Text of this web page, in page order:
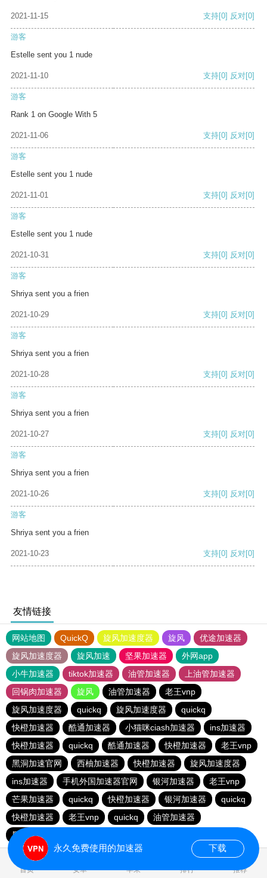
2021-11-15 支持[0] 反对[0]
游客
Estelle sent you 1 nude
2021-11-10 支持[0] 反对[0]
游客
Rank 1 on Google With 5
2021-11-06 支持[0] 反对[0]
游客
Estelle sent you 1 nude
2021-11-01 支持[0] 反对[0]
游客
Estelle sent you 1 nude
2021-10-31 支持[0] 反对[0]
游客
Shriya sent you a frien
2021-10-29 支持[0] 反对[0]
游客
Shriya sent you a frien
2021-10-28 支持[0] 反对[0]
游客
Shriya sent you a frien
2021-10-27 支持[0] 反对[0]
游客
Shriya sent you a frien
2021-10-26 支持[0] 反对[0]
游客
Shriya sent you a frien
2021-10-23 支持[0] 反对[0]
友情链接
网站地图 QuickQ 旋风加速度器 旋风
优途加速器
旋风加速度器
旋风加速 坚果加速器
外网app
小牛加速器
tiktok加速器 油管加速器
上油管加速器
回锅肉加速器
旋风 油管加速器
老王vnp
旋风加速度器
quickq 旋风加速度器
quickq
快橙加速器
酷通加速器 小猫咪ciash加速器
ins加速器
快橙加速器
quickq 酷通加速器 快橙加速器
老王vnp
黑洞加速官网
西柚加速器 快橙加速器
旋风加速度器
ins加速器
手机外国加速器官网 银河加速器
老王vnp
芒果加速器
quickq 快橙加速器 银河加速器
quickq
快橙加速器
老王vnp quickq
油管加速器
黑洞加速官网
首页 安卓 苹果 排行 推荐
永久免费使用的加速器 下载